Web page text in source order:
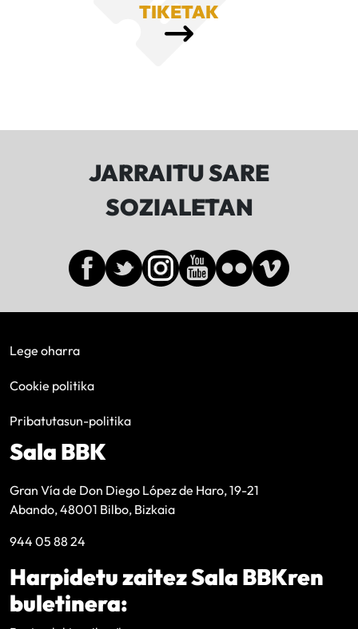
TIKETAK
JARRAITU SARE
SOZIALETAN
Lege oharra
Cookie politika
Pribatutasun-politika
Sala BBK
Gran Vía de Don Diego López de Haro, 19-21
Abando, 48001 Bilbo, Bizkaia
944 05 88 24
Harpidetu zaitez Sala BBKren
buletinera: